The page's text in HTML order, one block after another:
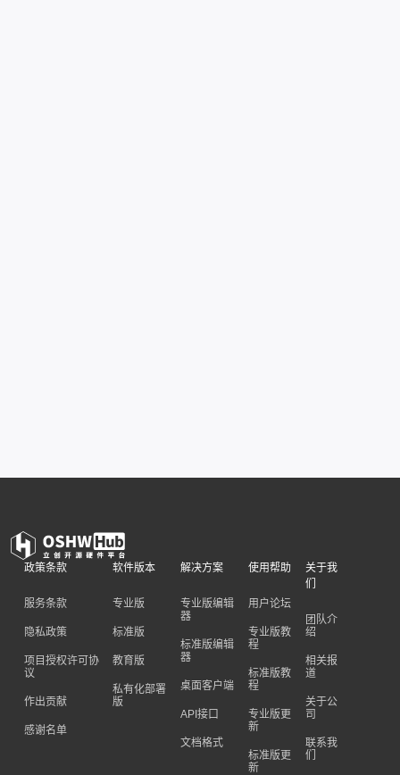
政策条款
服务条款
隐私政策
项目授权许可协
议
作出贡献
感谢名单
软件版本
专业版
标准版
教育版
私有化部署
版
解决方案
专业版编辑
器
标准版编辑
器
桌面客户端
API接口
文档格式
使用帮助
用户论坛
专业版教
程
标准版教
程
专业版更
新
标准版更
新
关于我
们
团队介
绍
相关报
道
关于公
司
联系我
们